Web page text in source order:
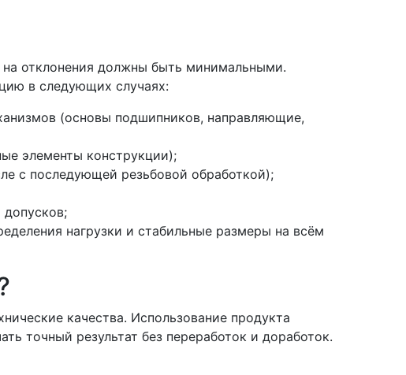
на отклонения должны быть минимальными.
в следующих случаях:
(основы подшипников, направляющие,
элементы конструкции);
с последующей резьбовой обработкой);
нагрузки и стабильные размеры на всём
качества. Использование продукта
точный результат без переработок и доработок.